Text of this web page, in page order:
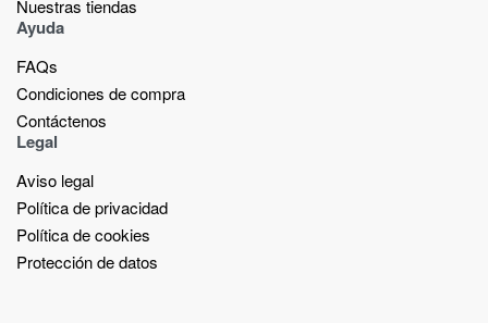
Nuestras tiendas​
Ayuda
FAQs
Condiciones de compra
Contáctenos
Legal
Aviso legal
Política de privacidad
Política de cookies
Protección de datos